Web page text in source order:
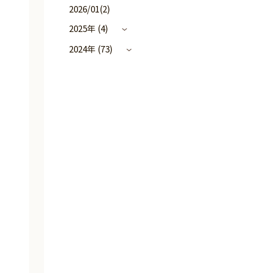
2026/01(2)
2025年 (4)
2024年 (73)